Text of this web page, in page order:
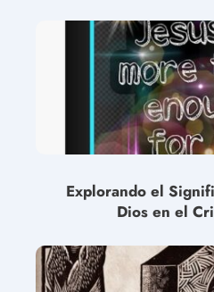
Explorando el
Dios en el